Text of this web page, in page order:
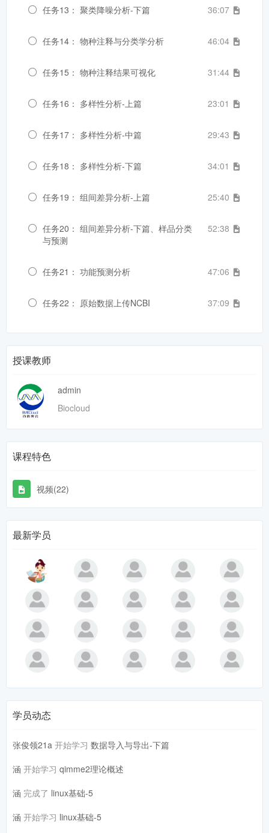
任务13： 聚类降噪分析-下篇 36:07
任务14： 物种注释与分类学分析 46:04
任务15： 物种注释结果可视化 31:44
任务16： 多样性分析-上篇 23:01
任务17： 多样性分析-中篇 29:43
任务18： 多样性分析-下篇 34:01
任务19： 组间差异分析-上篇 25:40
任务20： 组间差异分析-下篇、样品分类
与预测
52:38
任务21： 功能预测分析 47:06
任务22： 原始数据上传NCBI 37:09
授课教师
admin
Biocloud
课程特色
视频(22)
最新学员
学员动态
张俊领21a 开始学习 数据导入与导出-下篇
涵 开始学习 qimme2理论概述
涵 完成了 linux基础-5
涵 开始学习 linux基础-5